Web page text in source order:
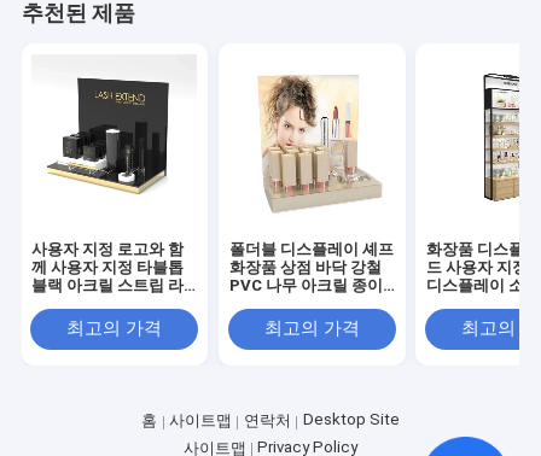
추천된 제품
사용자 지정 로고와 함
께 사용자 지정 타블톱
블랙 아크릴 스트립 라
최고의 가격
폴더블 디스플레이 셰프
화장품 상점 바닥 강철
PVC 나무 아크릴 종이
드
최고의 가격
화장품 디스플
드 사용자 지정
디스플레이 소매
최고의
홈 사이트맵 연락처
Desktop Site
사이트맵
Privacy Policy